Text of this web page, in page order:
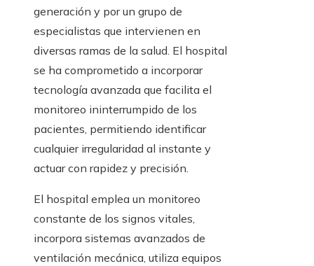
generación y por un grupo de
especialistas que intervienen en
diversas ramas de la salud. El hospital
se ha comprometido a incorporar
tecnología avanzada que facilita el
monitoreo ininterrumpido de los
pacientes, permitiendo identificar
cualquier irregularidad al instante y
actuar con rapidez y precisión.
El hospital emplea un monitoreo
constante de los signos vitales,
incorpora sistemas avanzados de
ventilación mecánica, utiliza equipos